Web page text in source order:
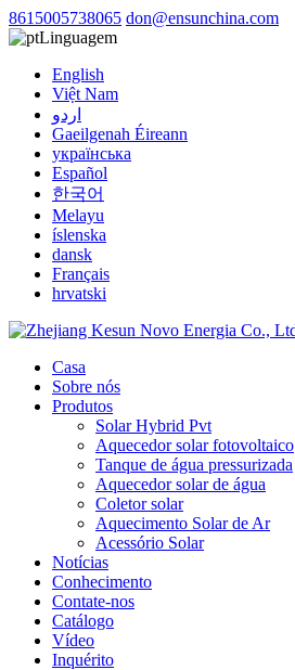
8615005738065 don@ensunchina.com
Linguagem
English
Việt Nam
اردو
Gaeilgenah Éireann
українська
Español
한국어
Melayu
íslenska
dansk
Français
hrvatski
Casa
Sobre nós
Produtos
Solar Hybrid Pvt
Aquecedor solar fotovoltaico
Tanque de água pressurizada
Aquecedor solar de água
Coletor solar
Aquecimento Solar de Ar
Acessório Solar
Notícias
Conhecimento
Contate-nos
Catálogo
Vídeo
Inquérito